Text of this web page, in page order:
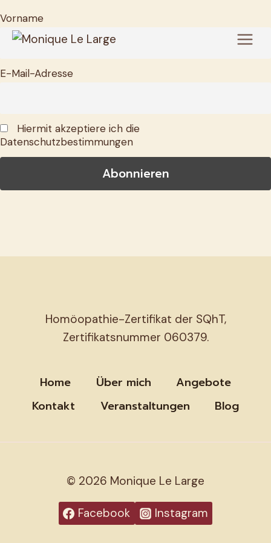
Inhalt
springen
Vorname
E-Mail-Adresse
Hiermit akzeptiere ich die
Datenschutzbestimmungen
Homöopathie-Zertifikat der SQhT,
Zertifikatsnummer 060379.
Home Über mich
Angebote
Kontakt
Veranstaltungen Blog
© 2026 Monique Le Large
Facebook Instagram